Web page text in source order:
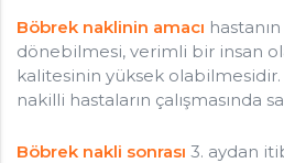
Böbrek naklinin amacı
dönebilmesi, verimli bir insan
kalitesinin yüksek
nakilli hastaların çalışmasında
Böbrek nakli sonrası 3. aydan